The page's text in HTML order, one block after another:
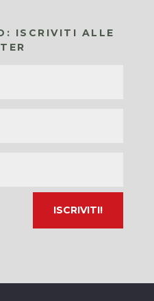
ISCRIVITI ALLE